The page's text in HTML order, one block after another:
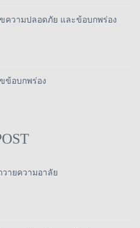
ความปลอดภัย และข้อบกพร่อง
ข้อบกพร่อง
ายความอาลัย